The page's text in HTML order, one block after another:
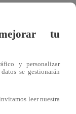
prevista
de Gobierno,
conforme a la
del Pueblo,
tu
y personalizar
datos se gestionarán
leer nuestra